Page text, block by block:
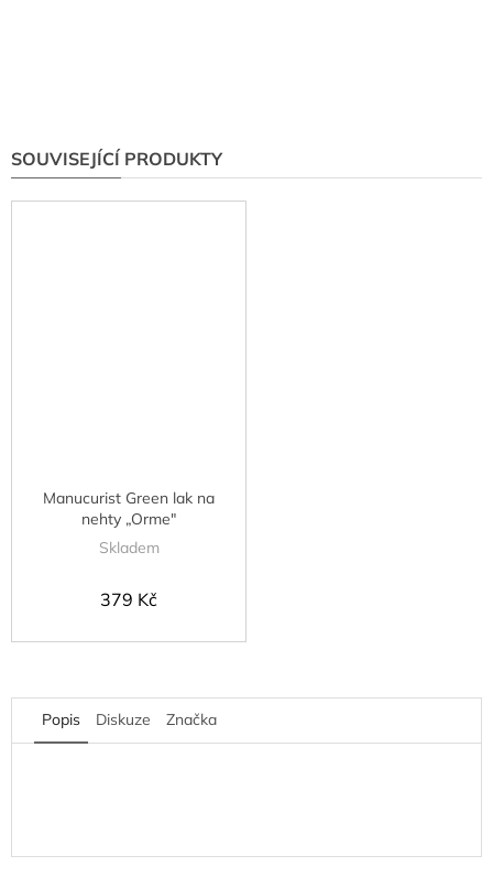
SOUVISEJÍCÍ PRODUKTY
Manucurist Green lak na
nehty „Orme"
Skladem
379 Kč
Popis Diskuze Značka